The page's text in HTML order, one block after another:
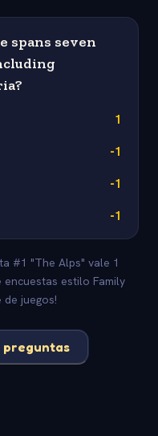
spans seven
1
-1
-1
-1
#1 "The Alps" vale 1
estilo Family
juegos!
preguntas